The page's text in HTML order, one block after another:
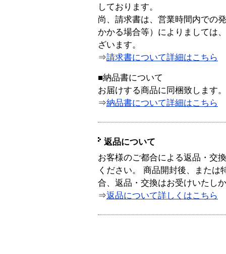
しております。
尚、請求書は、営業時間内での
かかる場合等）によりましては
ざいます。
⇒請求書について詳細はこちら
■納品書について
お届けする商品に同梱致します。
⇒納品書について詳細はこちら
返品について
お客様のご都合による返品・交
ください。 商品開封後、または
合、返品・交換はお受けいたし
⇒返品について詳しくはこちら